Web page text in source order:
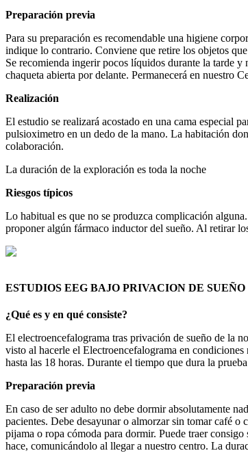
Preparación previa
Para su preparación es recomendable una higiene
indique lo contrario. Conviene que retire los objetos
Se recomienda ingerir pocos líquidos durante la tarde
chaqueta abierta por delante. Permanecerá en nuestro
Realización
El estudio se realizará acostado en una cama especial
pulsioximetro en un dedo de la mano. La habitación
colaboración.
La duración de la exploración es toda la noche
Riesgos típicos
Lo habitual es que no se produzca complicación
proponer algún fármaco inductor del sueño. Al retirar
ESTUDIOS EEG BAJO PRIVACION DE SUEÑO
¿Qué es y en qué consiste?
El electroencefalograma tras privación de sueño de la
visto al hacerle el Electroencefalograma en
hasta las 18 horas. Durante el tiempo que dura la
Preparación previa
En caso de ser adulto no debe dormir absolutamente
pacientes. Debe desayunar o almorzar sin tomar café
pijama o ropa cómoda para dormir. Puede traer
hace, comunicándolo al llegar a nuestro centro. La